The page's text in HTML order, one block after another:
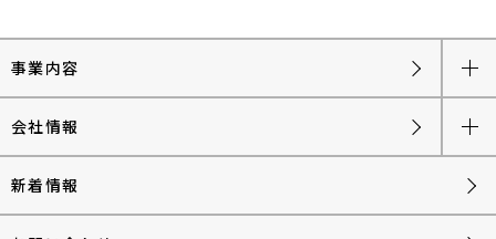
事業内容
会社情報
新着情報